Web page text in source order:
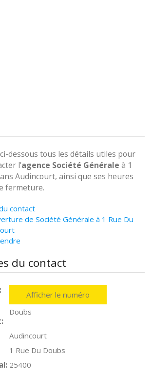
dessous tous les détails utiles pour
l'agence Société Générale à 1
Audincourt, ainsi que ses heures
fermeture.
contact
de Société Générale à 1 Rue Du
du contact
Afficher le numéro
Doubs
Audincourt
1 Rue Du Doubs
25400